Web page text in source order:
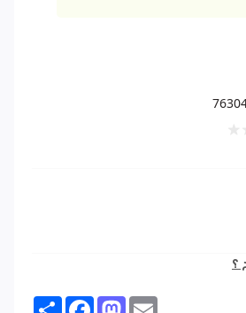
؟
Share FacebookMastodon